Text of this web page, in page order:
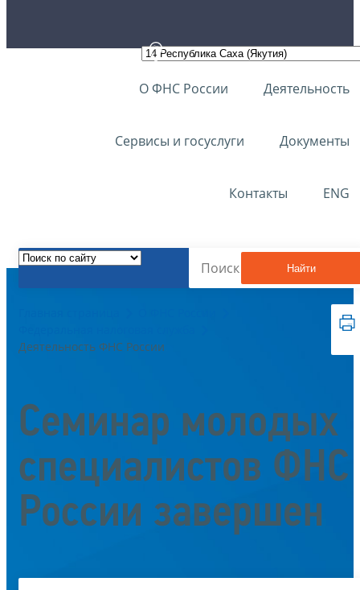
О ФНС России Деятельность
Сервисы и госуслуги Документы
Контакты ENG
Найти
Деятельность ФНС России
Семинар молодых
специалистов ФНС
России завершен